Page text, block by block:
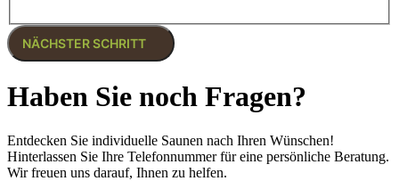
NÄCHSTER SCHRITT
Haben Sie noch Fragen?
Entdecken Sie individuelle Saunen nach Ihren Wünschen!
Hinterlassen Sie Ihre Telefonnummer für eine persönliche Beratung.
Wir freuen uns darauf, Ihnen zu helfen.